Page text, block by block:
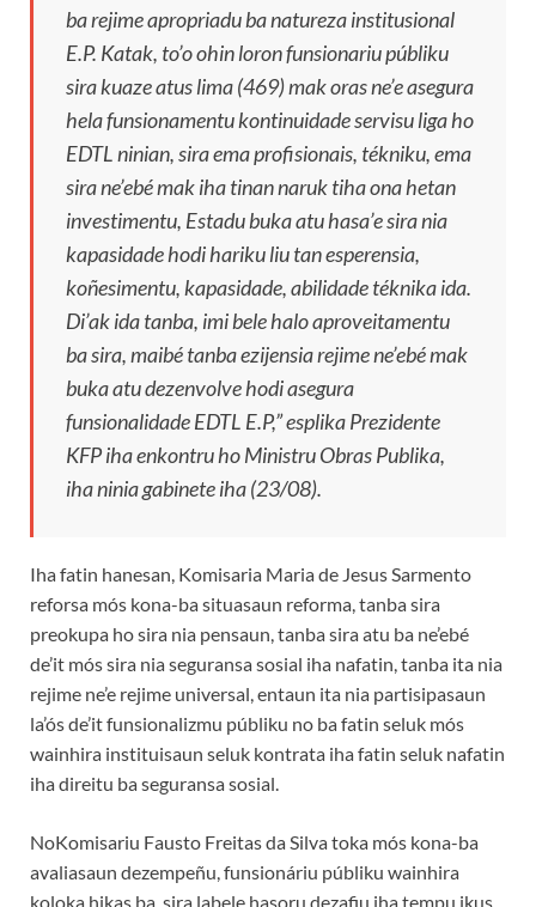
ba rejime apropriadu ba natureza institusional
E.P. Katak, to’o ohin loron funsionariu públiku
sira kuaze atus lima (469) mak oras ne’e asegura
hela funsionamentu kontinuidade servisu liga ho
EDTL ninian, sira ema profisionais, tékniku, ema
sira ne’ebé mak iha tinan naruk tiha ona hetan
investimentu, Estadu buka atu hasa’e sira nia
kapasidade hodi hariku liu tan esperensia,
koñesimentu, kapasidade, abilidade téknika ida.
Di’ak ida tanba, imi bele halo aproveitamentu
ba sira, maibé tanba ezijensia rejime ne’ebé mak
buka atu dezenvolve hodi asegura
funsionalidade EDTL E.P,” esplika Prezidente
KFP iha enkontru ho Ministru Obras Publika,
iha ninia gabinete iha (23/08).
Iha fatin hanesan, Komisaria Maria de Jesus Sarmento
reforsa mós kona-ba situasaun reforma, tanba sira
preokupa ho sira nia pensaun, tanba sira atu ba ne’ebé
de’it mós sira nia seguransa sosial iha nafatin, tanba ita nia
rejime ne’e rejime universal, entaun ita nia partisipasaun
la’ós de’it funsionalizmu públiku no ba fatin seluk mós
wainhira instituisaun seluk kontrata iha fatin seluk nafatin
iha direitu ba seguransa sosial.
NoKomisariu Fausto Freitas da Silva toka mós kona-ba
avaliasaun dezempeñu, funsionáriu públiku wainhira
koloka hikas ba, sira labele hasoru dezafiu iha tempu ikus.